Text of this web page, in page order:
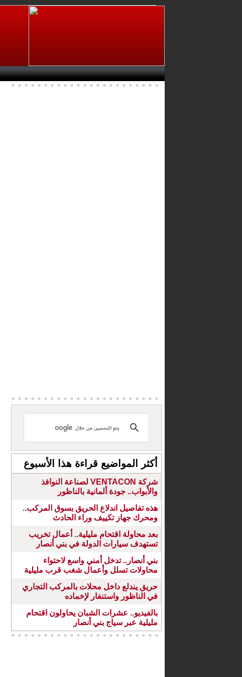
أكثر المواضيع قراءة هذا الأسبوع
شركة VENTACON لصناعة النوافذ
والأبواب.. جودة ألمانية بالناظور
هذه تفاصيل اندلاع الحريق بسوق المركب..
ومحرك جهاز تكييف وراء الحادث
بعد محاولة اقتحام مليلية.. أعمال تخريب
تستهدف سيارات الدولة في بني أنصار
بني أنصار.. تدخل أمني واسع لاحتواء
محاولات تسلل وأعمال شغب قرب مليلية
حريق يندلع داخل محلات بالمركب التجاري
في الناظور واستنفار لإخماده
بالفيديو.. عشرات الشبان يحاولون اقتحام
مليلية عبر سياج بني أنصار